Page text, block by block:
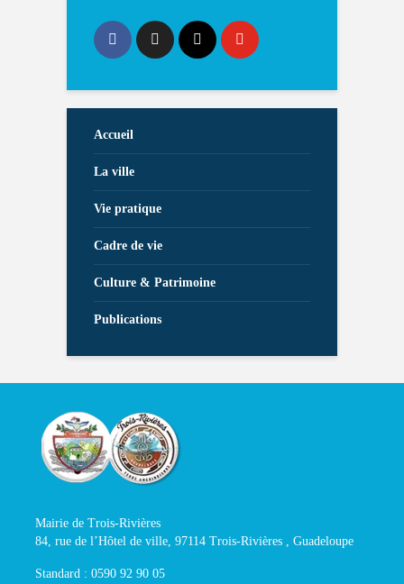
Accueil
La ville
Vie pratique
Cadre de vie
Culture & Patrimoine
Publications
Mairie de Trois-Rivières
84, rue de l’Hôtel de ville, 97114 Trois-Rivières , Guadeloupe
Standard : 0590 92 90 05